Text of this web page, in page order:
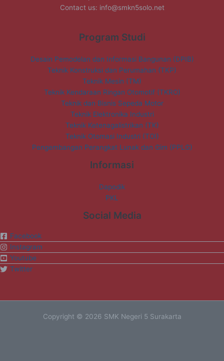
Contact us: info@smkn5solo.net
Program Studi
Desain Pemodelan dan Informasi Bangunan (DPIB)
Teknik Konstruksi dan Perumahan (TKP)
Teknik Mesin (TM)
Teknik Kendaraan Ringan Otomotif (TKRO)
Teknik dan Bisnis Sepeda Motor
Teknik Elektronika Industri
Teknik Ketenagalistrikan (TK)
Teknik Otomasi Industri (TOI)
Pengembangan Perangkat Lunak dan Gim (PPLG)
Informasi
Dapodik
PKL
Social Media
Facebook
Instagram
Youtube
Twitter
Copyright © 2026 SMK Negeri 5 Surakarta